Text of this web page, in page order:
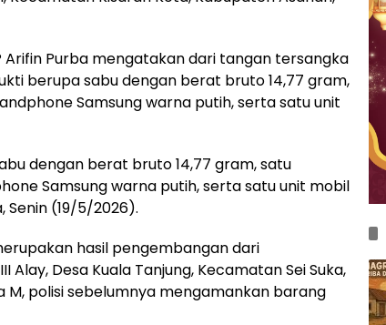
Arifin Purba mengatakan dari tangan tersangka
berupa sabu dengan berat bruto 14,77 gram,
Samsung warna putih, serta satu unit
dengan berat bruto 14,77 gram, satu
Samsung warna putih, serta satu unit mobil
Senin (19/5/2026).
hasil pengembangan dari
Desa Kuala Tanjung, Kecamatan Sei Suka,
M, polisi sebelumnya mengamankan barang